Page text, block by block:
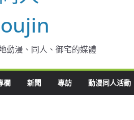
動漫、同人、御宅的媒體
欄 新聞 專訪 動漫同人活動